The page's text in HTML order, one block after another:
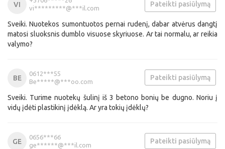
VI
vi*********@***il.com
Pateikti pasiūlymą
Sveiki. Nuotekos sumontuotos pernai rudenį, dabar atvėrus dangtį
matosi sluoksnis dumblo visuose skyriuose. Ar tai normalu, ar reikia
valymo?
BE
0612***55
Be*****@***oo.com
Pateikti pasiūlymą
Sveiki. Turime nuotekų šulinį iš 3 betono bonių be dugno. Noriu į
vidų įdėti plastikinį įdėklą. Ar yra tokių įdėklų?
GE
0656***66
ge******@***il.com
Pateikti pasiūlymą